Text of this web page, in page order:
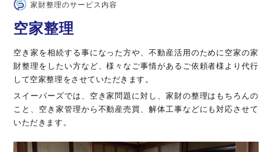
家財整理のサービス内容
空家整理
空き家を相続する事になった方や、不動産活用のために空家の家
財整理をしたい方など、様々なご事情があるご依頼者様より代行
して空家整理をさせていただきます。
スイーパーズでは、空き家問題に対し、家財の整理はもちろんの
こと、空き家管理から不動産売買、解体工事などにも対応させて
いただきます。